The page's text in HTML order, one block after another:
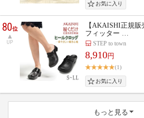
80位
UP
【AKAISHI正規
フィッター …
STEP to town
8,910円
(1)
もっと見る